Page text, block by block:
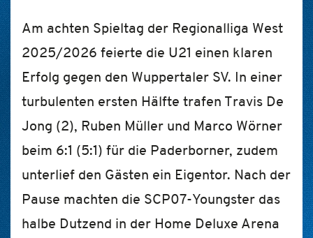
Am achten Spieltag der Regionalliga West
2025/2026 feierte die U21 einen klaren
Erfolg gegen den Wuppertaler SV. In einer
turbulenten ersten Hälfte trafen Travis De
Jong (2), Ruben Müller und Marco Wörner
beim 6:1 (5:1) für die Paderborner, zudem
unterlief den Gästen ein Eigentor. Nach der
Pause machten die SCP07-Youngster das
halbe Dutzend in der Home Deluxe Arena